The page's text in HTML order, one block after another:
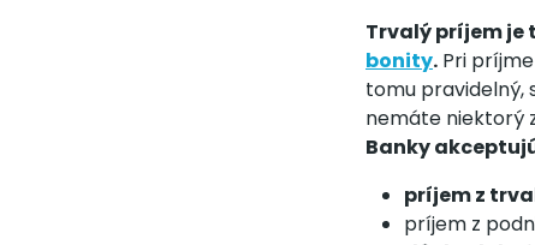
Trvalý príjem je
bonity. Pri
tomu pravidelný,
nemáte niektorý
Banky
príjem z
príjem z